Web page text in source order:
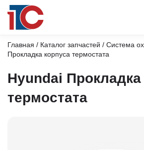
Главная / Каталог запчастей / Система
Прокладка корпуса термостата
Hyundai Прокладка
термостата